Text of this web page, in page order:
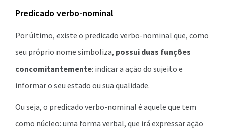
Predicado verbo-nominal
Por último, existe o predicado verbo-nominal que, como
seu próprio nome simboliza, possui duas funções
concomitantemente: indicar a ação do sujeito e
informar o seu estado ou sua qualidade.
Ou seja, o predicado verbo-nominal é aquele que tem
como núcleo: uma forma verbal, que irá expressar ação